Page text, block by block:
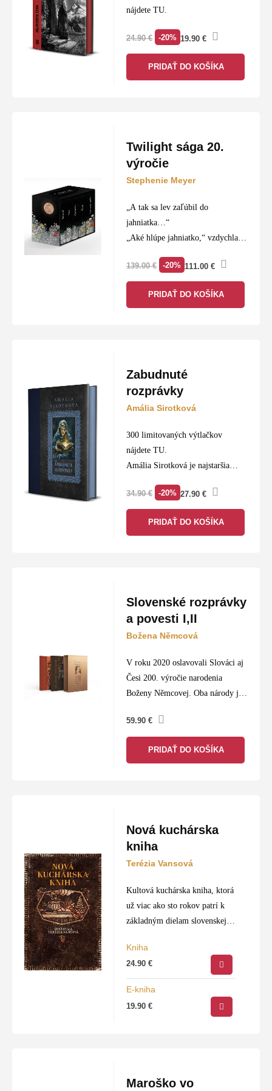
nájdete TU.
24.90€ -20% 19.90 €
PRIDAŤ DO KOŠÍKA
Twilight sága 20.
výročie
Stephenie Meyer
„A tak sa lev zaľúbil do
jahniatka…“
„Aké hlúpe jahniatko,“ vzdychla
„Aký zvrhlý, masochistický lev.“
139.00€ -20% 111.00 €
PRIDAŤ DO KOŠÍKA
Zabudnuté
rozprávky
Amália Sirotková
300 limitovaných výtlačkov
nájdete TU.
Amália Sirotková je najstaršia
Medzi inými našimi rozprávkarmi
(P. Dobšinský, A. H. Škultéty, S.
Reuss, J. F. Rimavský) zaujíma
34.90€ -20% 27.90 €
PRIDAŤ DO KOŠÍKA
Slovenské rozprávky
a povesti I,II
Božena Němcová
V roku 2020 oslavovali Slováci aj
Česi 200. výročie narodenia
Boženy Němcovej. Oba národy ju
jej slovenské rozprávky nikdy
neboli kompletne preložené z
češtiny…
59.90€
PRIDAŤ DO KOŠÍKA
Nová kuchárska
kniha
Terézia Vansová
Kultová kuchárska kniha, ktorá
už viac ako sto rokov patrí k
základným dielam slovenskej
Nová kuchárska kniha Terézie
Vansovej prináša vyše 900
osvedčených receptov na
každodenné aj sviatočné jedlá
Kniha
24.90€
E-kniha
19.90€
Maroško vo